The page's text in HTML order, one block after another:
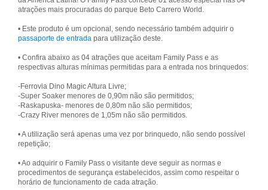
atrações mais procuradas do parque Beto Carrero World.
• Este produto é um opcional, sendo necessário também adquirir o
passaporte de entrada para utilização deste.
• Confira abaixo as 04 atrações que aceitam Family Pass e as
respectivas alturas mínimas permitidas para a entrada nos brinquedos:
-Ferrovia Dino Magic Altura Livre;
-Super Soaker menores de 0,90m não são permitidos;
-Raskapuska- menores de 0,80m não são permitidos;
-Crazy River menores de 1,05m não são permitidos.
• A utilização será apenas uma vez por brinquedo, não sendo possível
repetição;
• Ao adquirir o Family Pass o visitante deve seguir as normas e
procedimentos de segurança estabelecidos, assim como respeitar o
horário de funcionamento de cada atração.